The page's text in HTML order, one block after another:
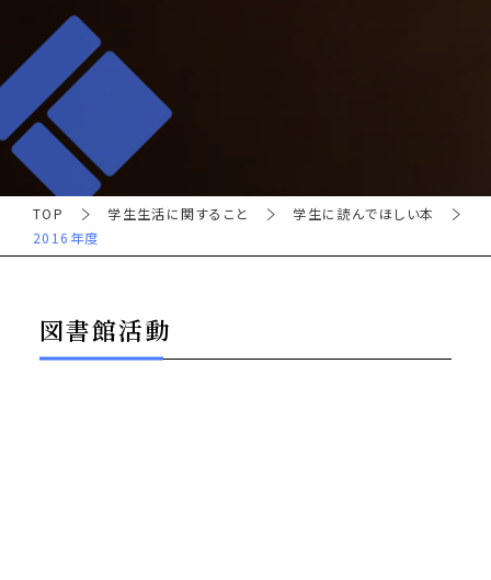
TOP 学生生活に関すること
学生に読んでほしい本
2016年度
図書館活動